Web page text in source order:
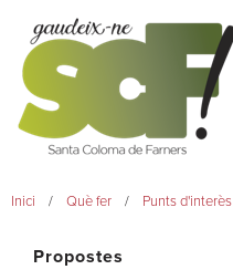
Inici Què fer Punts d'interès
Propostes